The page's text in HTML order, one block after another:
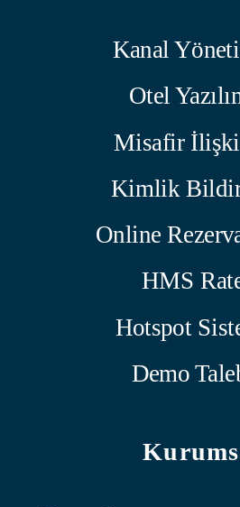
Kanal
Otel
Misafir
Kimlik
Online
HMS
Hotspot
Demo